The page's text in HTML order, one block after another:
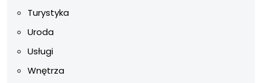
Turystyka
Uroda
Usługi
Wnętrza